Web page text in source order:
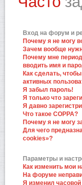
Вход на форум и
Почему я не могу
Зачем вообще
Почему мне
вводить имя и
Как сделать,
активных
Я забыл пароль!
Я только что
Я давно
Что такое COPPA?
Почему я не могу
Для чего
cookies»?
Параметры и
Как изменить мои
На форуме
Я изменил